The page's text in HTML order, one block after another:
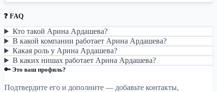
❓ FAQ
Кто такой Арина Ардашева?
В какой компании работает Арина Ардашева?
Какая роль у Арина Ардашева?
В каких нишах работает Арина Ардашева?
🔑 Это ваш профиль?
Подтвердите его и дополните — добавьте контакты,